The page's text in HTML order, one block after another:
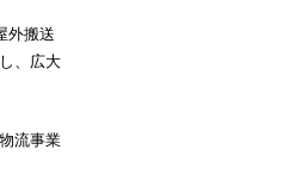
外搬送
、広大
流事業